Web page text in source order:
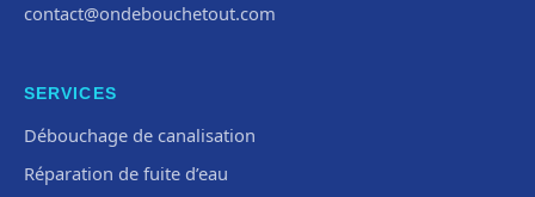
contact@ondebouchetout.com
SERVICES
Débouchage de canalisation
Réparation de fuite d’eau